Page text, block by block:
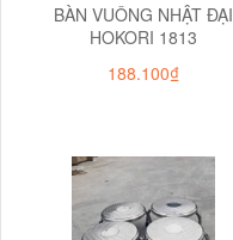
BÀN VUÔNG NHẬT ĐẠI
HOKORI 1813
188.100₫